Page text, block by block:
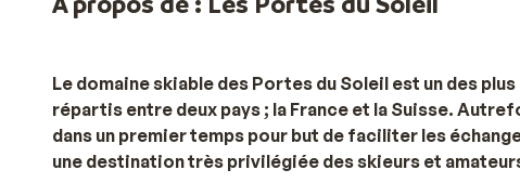
Le domaine skiable des Portes du Soleil est un des
répartis entre deux pays ; la France et la Suisse.
dans un premier temps pour but de faciliter les
une destination très privilégiée des skieurs et